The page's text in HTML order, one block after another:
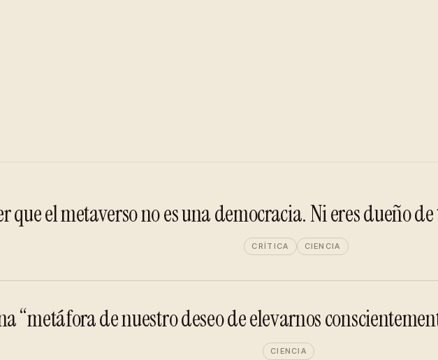
que el metaverso no es una democracia. Ni eres dueño
CRÍTICA CIENCIA
“metáfora de nuestro deseo de elevarnos
CIENCIA